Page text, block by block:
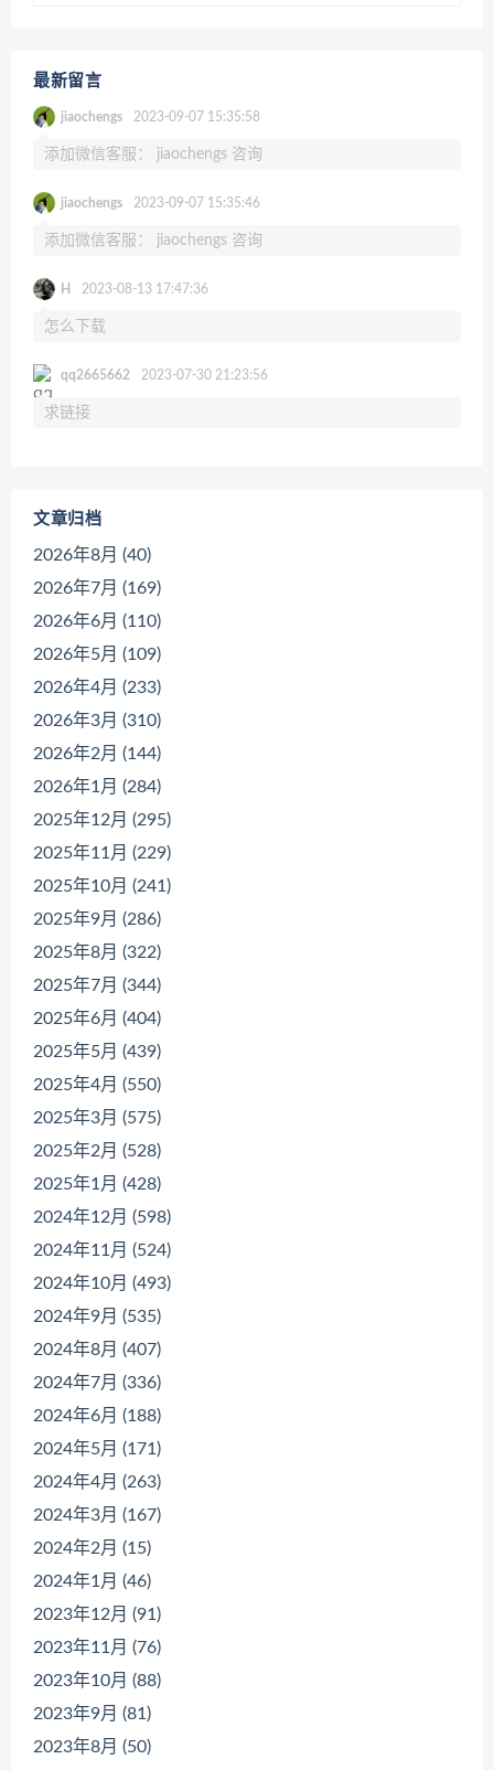
最新留言
jiaochengs 2023-09-07 15:35:58
添加微信客服： jiaochengs 咨询
jiaochengs 2023-09-07 15:35:46
添加微信客服： jiaochengs 咨询
H 2023-08-13 17:47:36
怎么下载
qq2665662 2023-07-30 21:23:56
求链接
文章归档
2026年8月 (40)
2026年7月 (169)
2026年6月 (110)
2026年5月 (109)
2026年4月 (233)
2026年3月 (310)
2026年2月 (144)
2026年1月 (284)
2025年12月 (295)
2025年11月 (229)
2025年10月 (241)
2025年9月 (286)
2025年8月 (322)
2025年7月 (344)
2025年6月 (404)
2025年5月 (439)
2025年4月 (550)
2025年3月 (575)
2025年2月 (528)
2025年1月 (428)
2024年12月 (598)
2024年11月 (524)
2024年10月 (493)
2024年9月 (535)
2024年8月 (407)
2024年7月 (336)
2024年6月 (188)
2024年5月 (171)
2024年4月 (263)
2024年3月 (167)
2024年2月 (15)
2024年1月 (46)
2023年12月 (91)
2023年11月 (76)
2023年10月 (88)
2023年9月 (81)
2023年8月 (50)